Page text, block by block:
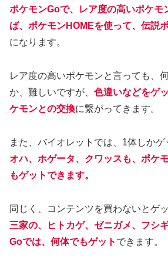
ポケモンGoで、レア度の高いポケモ
ば、ポケモンHOMEを使って、伝説
になります。
レア度の高いポケモンと言っても、
か、難しいですが、 色違いなどをゲ
ケモンとの交換に繋がってきます。
また、バイオレットでは、1体しかゲ
オハ、ホゲータ、 クワッス も、ポケ
もゲットできます。
同じく、コンテンツを買わないとゲ
三家の、ヒトカゲ、ゼニガメ、フシ
Goでは、何体でもゲット できます。